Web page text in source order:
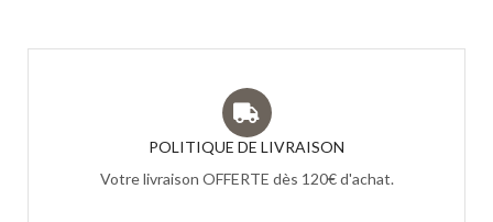
POLITIQUE DE LIVRAISON
Votre livraison OFFERTE dès 120€ d'achat.